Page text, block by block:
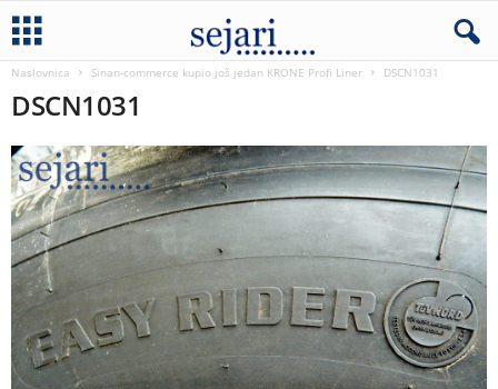
Naslovnica Sinan-commerce kupio još jedan KRONE Profi Liner DSCN1031
DSCN1031